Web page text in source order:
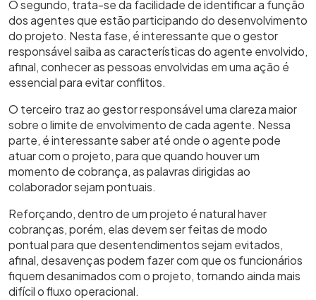
O segundo, trata-se da facilidade de identificar a função
dos agentes que estão participando do desenvolvimento
do projeto. Nesta fase, é interessante que o gestor
responsável saiba as características do agente envolvido,
afinal, conhecer as pessoas envolvidas em uma ação é
essencial para evitar conflitos.
O terceiro traz ao gestor responsável uma clareza maior
sobre o limite de envolvimento de cada agente. Nessa
parte, é interessante saber até onde o agente pode
atuar com o projeto, para que quando houver um
momento de cobrança, as palavras dirigidas ao
colaborador sejam pontuais.
Reforçando, dentro de um projeto é natural haver
cobranças, porém, elas devem ser feitas de modo
pontual para que desentendimentos sejam evitados,
afinal, desavenças podem fazer com que os funcionários
fiquem desanimados com o projeto, tornando ainda mais
difícil o fluxo operacional.